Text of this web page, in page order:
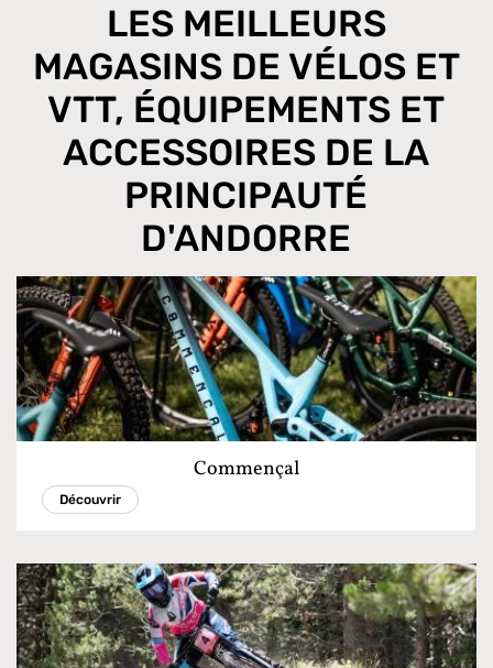
LES MEILLEURS
MAGASINS DE VÉLOS ET
VTT, ÉQUIPEMENTS ET
ACCESSOIRES DE LA
PRINCIPAUTÉ
D'ANDORRE
Commençal
Découvrir